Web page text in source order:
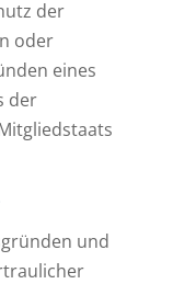
der
oder
eines
der
und